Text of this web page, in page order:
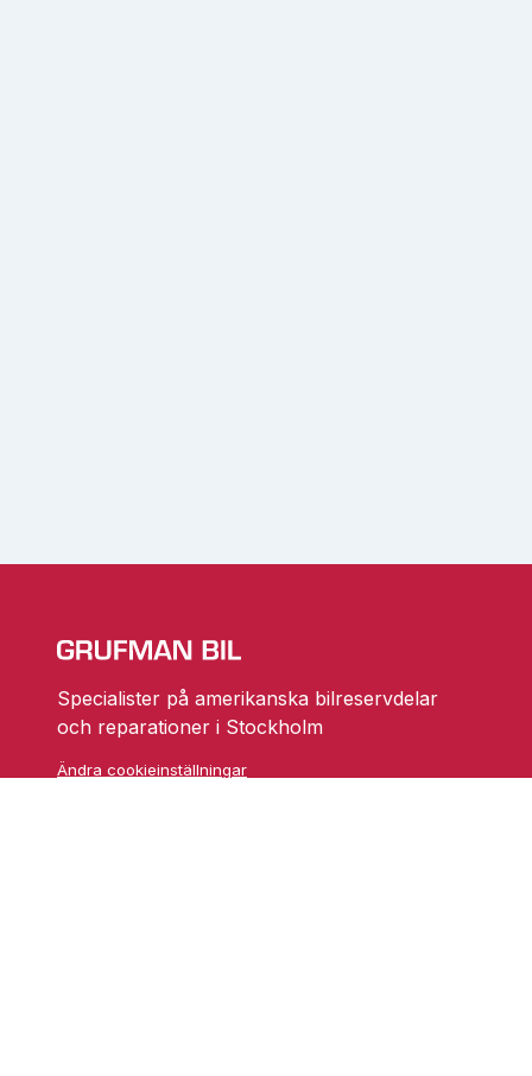
Specialister på amerikanska bilreservdelar
och reparationer i Stockholm
Ändra cookieinställningar